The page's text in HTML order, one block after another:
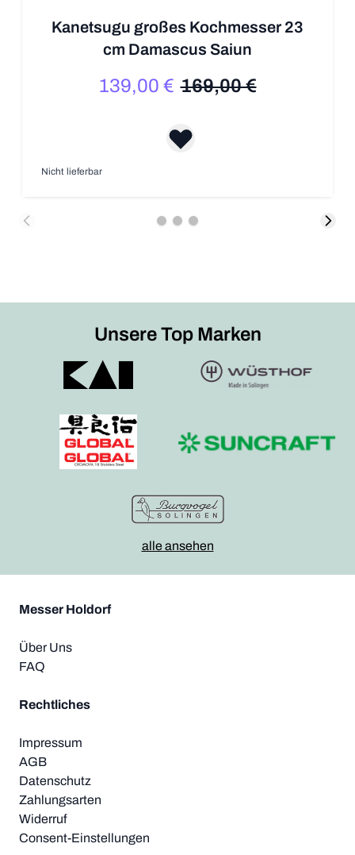
Kanetsugu großes Kochmesser 23
cm Damascus Saiun
Sonderpreis
139,00 € Regulärer Preis
169,00 €
Nicht lieferbar
Unsere Top Marken
alle ansehen
Messer Holdorf
Über Uns
FAQ
Rechtliches
Impressum
AGB
Datenschutz
Zahlungsarten
Widerruf
Consent-Einstellungen